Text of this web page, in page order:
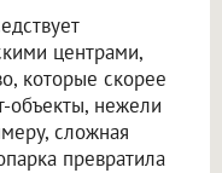
центрами,
которые скорее
объекты, нежели
сложная
превратила